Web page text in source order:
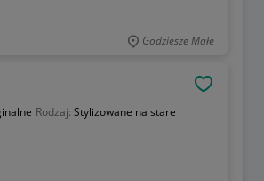
Godziesze Małe
Rodzaj: Stylizowane na stare